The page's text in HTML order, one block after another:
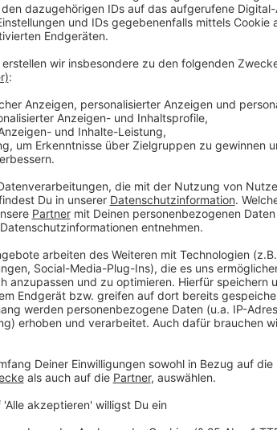
Ansprechperson im Arbeitgeber-
Kreis Wesel ist Frau Mlynski: 0281 9620
Ein Traditionshandwerksbetrieb aus
Ausbildungsplätze zum/zur
Elektroniker/innen der Fachrichtung
elektrotechnische Anlagen von
Infrastruktur. Sie installieren die
sie bei Bedarf. Der Arbeitgeber
einen qualifizierten
befriedigenden Noten in Mathematik
Ansprechperson im Arbeitgeber-
Kreis Wesel ist Herr Puchert: 0281
Ein mittelständisches Unternehmen im
nächstmöglichen Termin eine/n